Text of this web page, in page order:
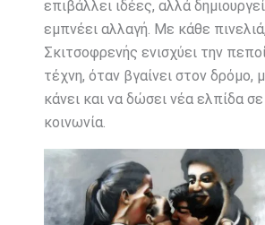
επιβάλλει ιδέες, αλλά
εμπνέει αλλαγή. Με κάθε
Σκιτσοφρενής ενισχύει την
τέχνη, όταν βγαίνει στον δρόμο,
κάνει και να δώσει νέα ελπίδα
κοινωνία.